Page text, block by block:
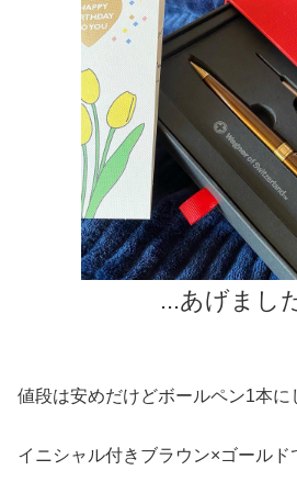
...あげまし
値段は安めだけどボールペン1本に
イニシャル付きブラウン×ゴールド